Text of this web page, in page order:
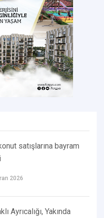
satışlarına bayram
2026
Ayrıcalığı, Yakında